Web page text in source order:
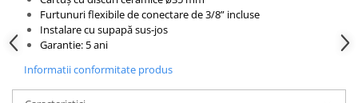
Furtunuri flexibile de conectare de 3/8” incluse
Instalare cu supapă sus-jos
Garantie: 5 ani
Informatii conformitate produs